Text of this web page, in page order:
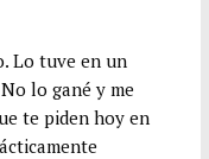
Lo tuve en un
lo gané y me
te piden hoy en